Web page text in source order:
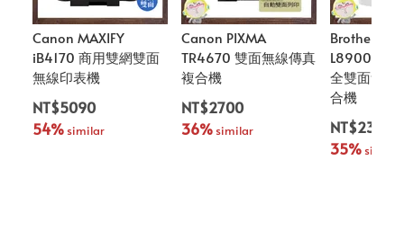
Canon MAXIFY
iB4170 商用雙網雙面
無線印表機
NT$5090
54% similar
Canon PIXMA
TR4670 雙面無線傳真
複合機
NT$2700
36% similar
Brother
全雙面無線
合機
NT$23000
35% similar